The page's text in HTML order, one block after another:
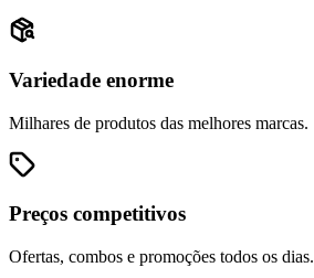
Variedade enorme
Milhares de produtos das melhores marcas.
Preços competitivos
Ofertas, combos e promoções todos os dias.